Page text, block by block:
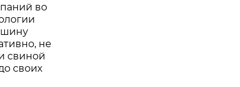
во
не
свиной
своих